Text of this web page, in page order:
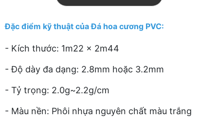
Đặc điểm kỹ thuật của Đá hoa cương PVC:
- Kích thước: 1m22 x 2m44
- Độ dày đa dạng: 2.8mm hoặc 3.2mm
- Tỷ trọng: 2.0g~2.2g/cm
- Màu nền: Phôi nhựa nguyên chất màu trắng